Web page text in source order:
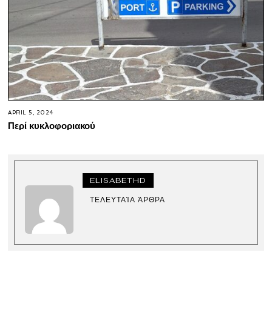
APRIL 5, 2024
Περί κυκλοφοριακού
ELISABETHD
ΤΕΛΕΥΤΑΊΑ ΆΡΘΡΑ